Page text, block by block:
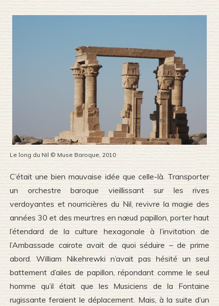
Le long du Nil © Muse Baroque, 2010
C’était une bien mauvaise idée que celle-là. Transporter
un orchestre baroque vieillissant sur les rives
verdoyantes et nourricières du Nil, revivre la magie des
années 30 et des meurtres en nœud papillon, porter haut
l’étendard de la culture hexagonale à l’invitation de
l’Ambassade cairote avait de quoi séduire – de prime
abord. William Nikehrewki n’avait pas hésité un seul
battement d’ailes de papillon, répondant comme le seul
homme qu’il était que les Musiciens de la Fontaine
rugissante feraient le déplacement. Mais, à la suite d’un